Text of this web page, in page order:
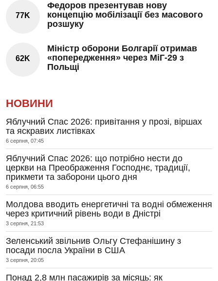
77K
Федоров презентував нову
концепцію мобілізації без масового
розшуку
62K
Міністр оборони Болгарії отримав
«попередження» через МіГ-29 з
Польщі
НОВИНИ
Яблучний Спас 2026: привітання у прозі, віршах
та яскравих листівках
6 серпня, 07:45
Яблучний Спас 2026: що потрібно нести до
церкви на Преображення Господнє, традиції,
прикмети та заборони цього дня
6 серпня, 06:55
Молдова вводить енергетичні та водні обмеження
через критичний рівень води в Дністрі
3 серпня, 21:53
Зеленський звільнив Ольгу Стефанішину з
посади посла України в США
3 серпня, 20:05
Понад 2,8 млн пасажирів за місяць: як